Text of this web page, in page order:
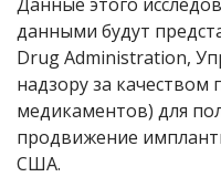
данными будут
Drug Administration,
надзору за
медикаментов) для
продвижение
США.